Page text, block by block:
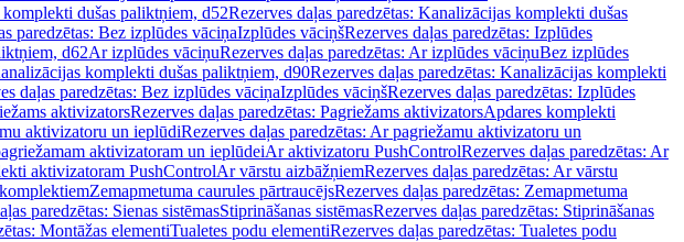
dušas paliktņiem, d52Rezerves daļas paredzētas: Kanalizācijas komplekti dušas
paredzētas: Bez izplūdes vāciņaIzplūdes vāciņšRezerves daļas paredzētas: Izplūdes
d62Ar izplūdes vāciņuRezerves daļas paredzētas: Ar izplūdes vāciņuBez izplūdes
komplekti dušas paliktņiem, d90Rezerves daļas paredzētas: Kanalizācijas komplekti
daļas paredzētas: Bez izplūdes vāciņaIzplūdes vāciņšRezerves daļas paredzētas: Izplūdes
aktivizatorsRezerves daļas paredzētas: Pagriežams aktivizatorsApdares komplekti
aktivizatoru un ieplūdiRezerves daļas paredzētas: Ar pagriežamu aktivizatoru un
aktivizatoram un ieplūdeiAr aktivizatoru PushControlRezerves daļas paredzētas: Ar
aktivizatoram PushControlAr vārstu aizbāžņiemRezerves daļas paredzētas: Ar vārstu
Zemapmetuma caurules pārtraucējsRezerves daļas paredzētas: Zemapmetuma
paredzētas: Sienas sistēmasStiprināšanas sistēmasRezerves daļas paredzētas: Stiprināšanas
Montāžas elementiTualetes podu elementiRezerves daļas paredzētas: Tualetes podu